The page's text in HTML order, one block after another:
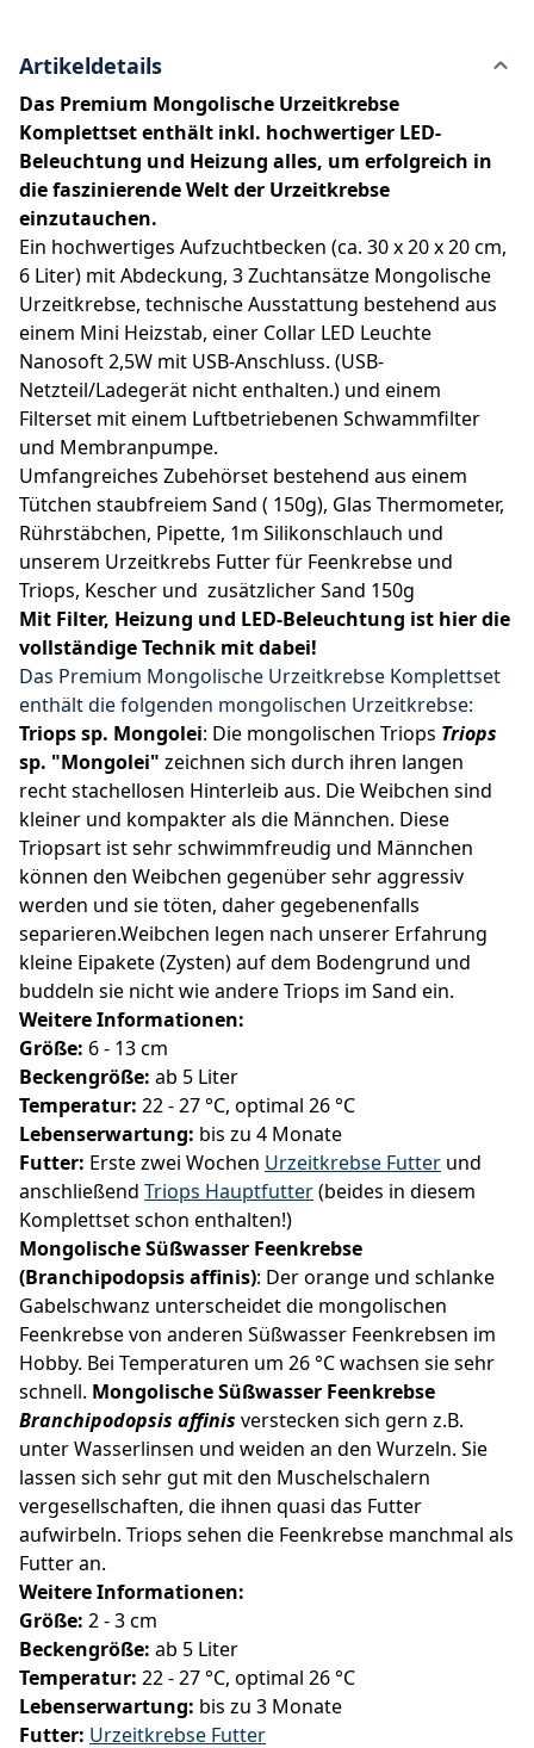
Artikeldetails
Das Premium Mongolische Urzeitkrebse
Komplettset enthält inkl. hochwertiger LED-
Beleuchtung und Heizung alles, um erfolgreich in
die faszinierende Welt der Urzeitkrebse
einzutauchen.
Ein hochwertiges Aufzuchtbecken (ca. 30 x 20 x 20 cm,
6 Liter) mit Abdeckung, 3 Zuchtansätze Mongolische
Urzeitkrebse, technische Ausstattung bestehend aus
einem Mini Heizstab, einer Collar LED Leuchte
Nanosoft 2,5W mit USB-Anschluss. (USB-
Netzteil/Ladegerät nicht enthalten.) und einem
Filterset mit einem Luftbetriebenen Schwammfilter
und Membranpumpe.
Umfangreiches Zubehörset bestehend aus einem
Tütchen staubfreiem Sand ( 150g), Glas Thermometer,
Rührstäbchen, Pipette, 1m Silikonschlauch und
unserem Urzeitkrebs Futter für Feenkrebse und
Triops, Kescher und zusätzlicher Sand 150g
Mit Filter, Heizung und LED-Beleuchtung ist hier die
vollständige Technik mit dabei!
Das Premium Mongolische Urzeitkrebse Komplettset
enthält die folgenden mongolischen Urzeitkrebse:
Triops sp. Mongolei: Die mongolischen Triops Triops
sp. "Mongolei" zeichnen sich durch ihren langen
recht stachellosen Hinterleib aus. Die Weibchen sind
kleiner und kompakter als die Männchen. Diese
Triopsart ist sehr schwimmfreudig und Männchen
können den Weibchen gegenüber sehr aggressiv
werden und sie töten, daher gegebenenfalls
separieren.Weibchen legen nach unserer Erfahrung
kleine Eipakete (Zysten) auf dem Bodengrund und
buddeln sie nicht wie andere Triops im Sand ein.
Weitere Informationen:
Größe: 6 - 13 cm
Beckengröße: ab 5 Liter
Temperatur: 22 - 27 °C, optimal 26 °C
Lebenserwartung: bis zu 4 Monate
Futter: Erste zwei Wochen Urzeitkrebse Futter und
anschließend Triops Hauptfutter(beides in diesem
Komplettset schon enthalten!)
Mongolische Süßwasser Feenkrebse
(Branchipodopsis affinis): Der orange und schlanke
Gabelschwanz unterscheidet die mongolischen
Feenkrebse von anderen Süßwasser Feenkrebsen im
Hobby. Bei Temperaturen um 26 °C wachsen sie sehr
schnell. Mongolische Süßwasser Feenkrebse
Branchipodopsis affinis verstecken sich gern z.B.
unter Wasserlinsen und weiden an den Wurzeln. Sie
lassen sich sehr gut mit den Muschelschalern
vergesellschaften, die ihnen quasi das Futter
aufwirbeln. Triops sehen die Feenkrebse manchmal als
Futter an.
Weitere Informationen:
Größe: 2 - 3 cm
Beckengröße: ab 5 Liter
Temperatur: 22 - 27 °C, optimal 26 °C
Lebenserwartung: bis zu 3 Monate
Futter: Urzeitkrebse Futter